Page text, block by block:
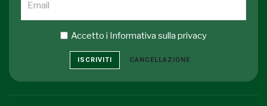
Accetto i Informativa sulla privacy
ISCRIVITI CANCELLAZIONE